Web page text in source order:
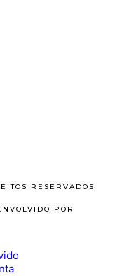
RESERVADOS
POR